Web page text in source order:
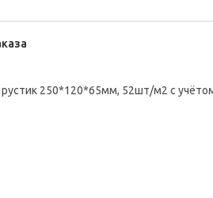
250*120*65мм, 52шт/м2 с